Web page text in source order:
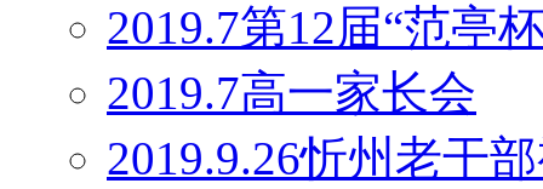
2019.7第12届“范亭
2019.7高一家长会
2019.9.26忻州老干